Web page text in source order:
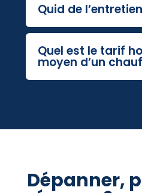
Quid de
Quel est le tarif
moyen d’un
Dépanner,